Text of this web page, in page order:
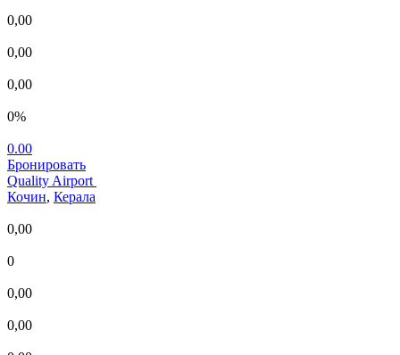
0,00
0,00
0,00
0%
0.00
Бронировать
Quality Airport
Кочин, Керала
0,00
0
0,00
0,00